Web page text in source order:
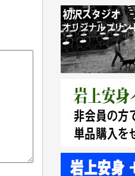
吉住俊昭 様
徳山匡 様
金 盛起 様
塩川 晃平 様
松本益美 様
井出 隆太 様
及川昭男 様
岩井祐子 様
藤田英之 様
藤岡比左志 様
井出 隆太 様
小池説夫 様
アオキカナメ 様